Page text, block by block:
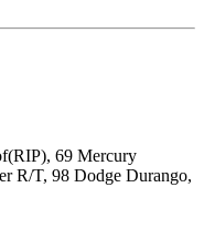
69 Mercury
R/T, 98 Dodge Durango,